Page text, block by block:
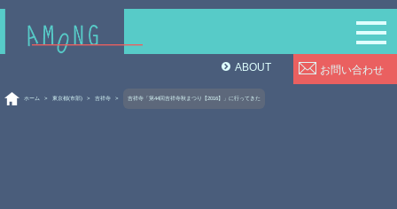
お問い合わせ
ABOUT
ホーム > 東京都(市部) > 吉祥寺 > 吉祥寺「第44回吉祥寺秋まつり【2016】」に行ってきた